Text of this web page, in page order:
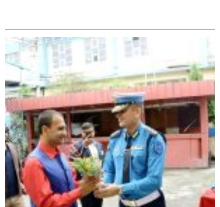
कपिलवस्तु नगरपालिकाका पूर्वमेयर किरण सिंह गोरुसिङ्गे
जंगलमा मृत अवस्थामा फेला,